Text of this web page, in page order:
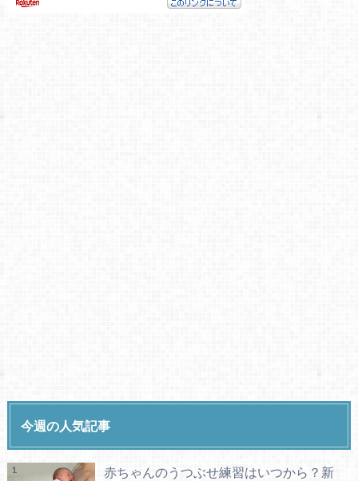
今週の人気記事
赤ちゃんのうつぶせ練習はいつから？新